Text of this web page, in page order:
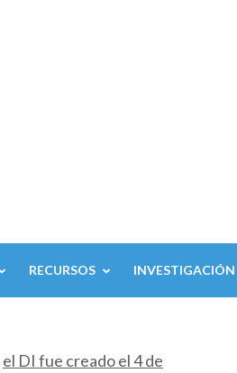
RECURSOS INVESTIGACIÓN
el DI fue creado el 4 de